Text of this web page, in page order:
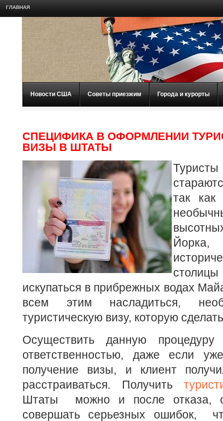
ГЛАВНАЯ
Новости США Советы приезжим Города и курорты
СПЕЦИФИКА В ОФОРМЛЕНИИ
ВИЗЫ В ШТАТЫ
так как
искупаться в прибрежных водах
всем этим насладиться,
туристическую визу, которую
Осуществить данную
ответственностью, даже если
получение визы, и клиент
расстраиваться. Получить
Штаты можно и после отказа,
совершать серьезных ошибок,